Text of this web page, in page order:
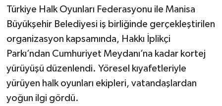
Türkiye Halk Oyunları Federasyonu ile Manisa
Büyükşehir Belediyesi iş birliğinde gerçekleştirilen
organizasyon kapsamında, Hakkı İplikçi
Parkı’ndan Cumhuriyet Meydanı’na kadar kortej
yürüyüşü düzenlendi. Yöresel kıyafetleriyle
yürüyen halk oyunları ekipleri, vatandaşlardan
yoğun ilgi gördü.